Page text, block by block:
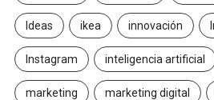
Ideas ikea innovación
Instagram inteligencia artificial
marketing marketing digital